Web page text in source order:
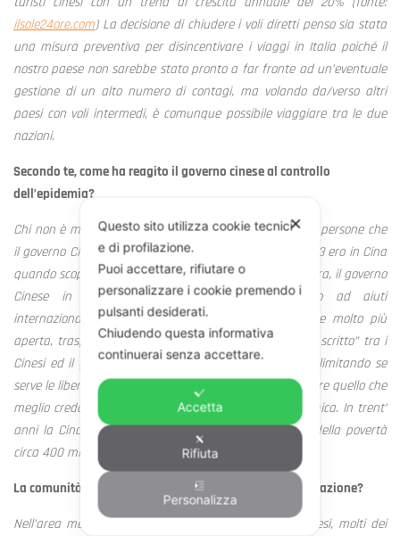
ilsole24ore.com) La decisione di chiudere i voli diretti penso sia stata
una misura preventiva per disincentivare i viaggi in Italia poiché il
nostro paese non sarebbe stato pronto a far fronte ad un’eventuale
gestione di un alto numero di contagi, ma volando da/verso altri
paesi con voli intermedi, è comunque possibile viaggiare tra le due
nazioni.
Secondo te, come ha reagito il governo cinese al controllo
dell’epidemia?
Chi non è mai stato in Cina, non ha idea del numero di persone che
il governo Cinese deve gestire ogni giorno. Nel 2002-2003 ero in Cina
quando scoppiò l’epidemia della SARS e, rispetto ad allora, il governo
Cinese in questa nuova epidemia ha permesso ad aiuti
internazionali di intervenire dimostrando una gestione molto più
aperta, trasparente ed organizzata. C’è un patto “non scritto” tra i
Cinesi ed il governo: lo stato mantiene il paese sicuro, limitando se
serve le libertà individuali, ma permette ai cittadini di fare quello che
meglio credono per migliorare la loro situazione economica. In trent’
anni la Cina ha contribuito a fare uscire dalla soglia della povertà
circa 400 milioni di persone.
La comunità cinese locale come sta vivendo questa situazione?
Nell’area metropolitana di Pesaro vivono circa 300 cinesi, molti dei
✕
Questo sito utilizza cookie tecnici
e di profilazione.
Puoi accettare, rifiutare o
personalizzare i cookie premendo i
pulsanti desiderati.
Chiudendo questa informativa
continuerai senza accettare.
Accetta
Rifiuta
Personalizza